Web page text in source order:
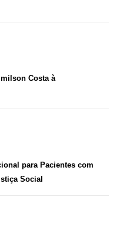
Costa à
para Pacientes com
Social